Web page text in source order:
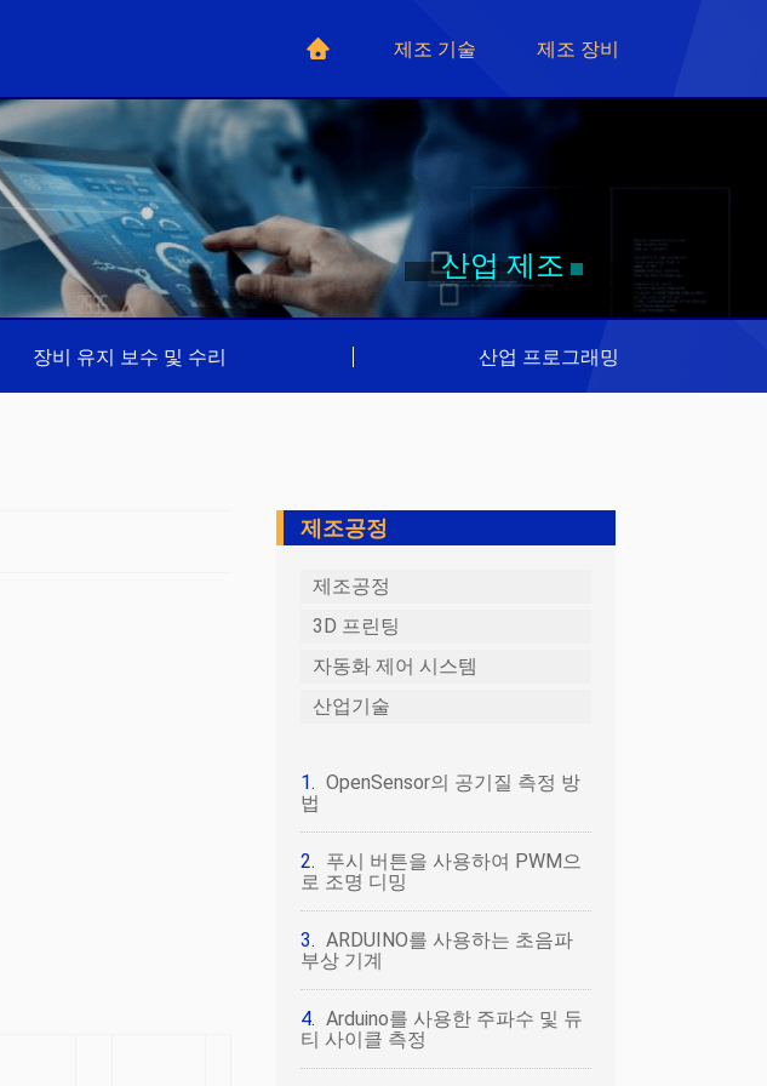
제조 기술 제조 장비
산업 제조
장비 유지 보수 및 수리 산업 프로그래밍
제조공정
제조공정
3D 프린팅
자동화 제어 시스템
산업기술
OpenSensor의 공기질 측정 방
법
푸시 버튼을 사용하여 PWM으
로 조명 디밍
ARDUINO를 사용하는 초음파
부상 기계
Arduino를 사용한 주파수 및 듀
티 사이클 측정